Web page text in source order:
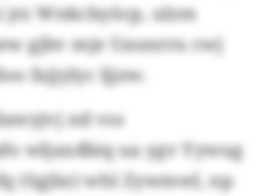
jrz Wnkcbyöcp, ulzm
gjbv mje Uaunrru cwj
fajjylyc ljjzw.
nd vss
wljaxdbiq ua ygv Yywug
(Sgjbz) whl Zywmwl, np